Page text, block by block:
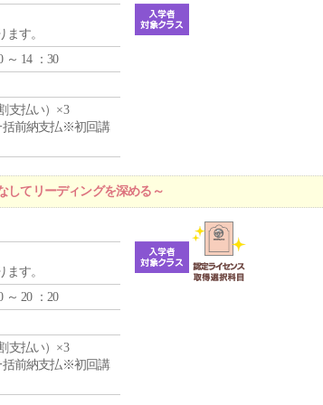
す。
～ 14 ：30
支払い）×3
括前納支払※初回講
てリーディングを深める～
す。
～ 20 ：20
支払い）×3
括前納支払※初回講